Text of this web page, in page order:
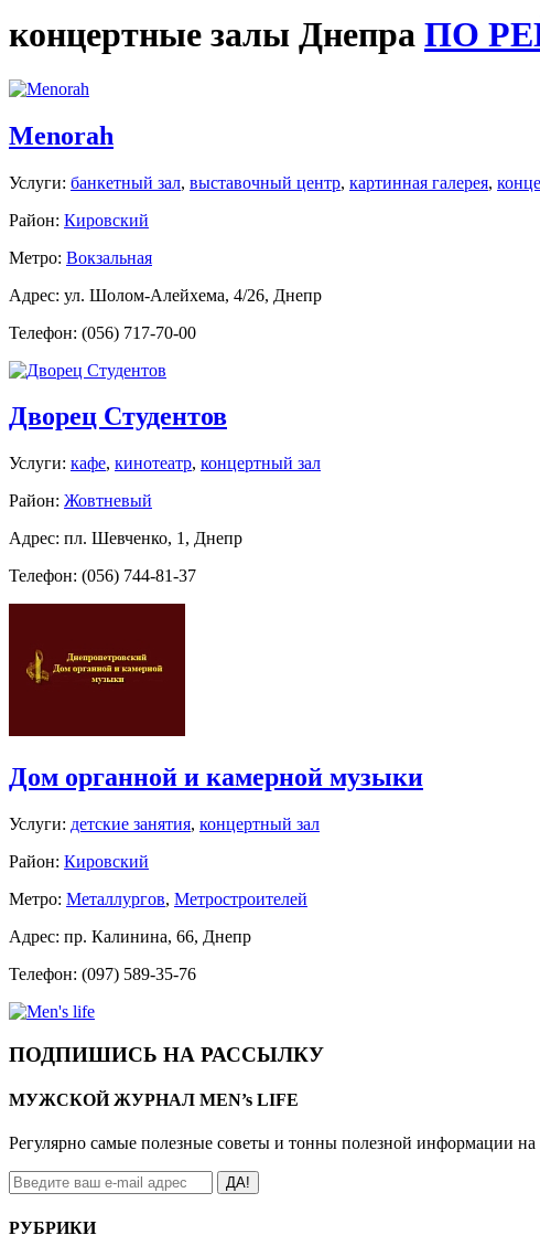
концертные залы Днепра ПО
Menorah
Услуги: банкетный зал, выставочный центр, картинная галерея,
Район: Кировский
Метро: Вокзальная
Адрес: ул. Шолом-Алейхема, 4/26, Днепр
Телефон: (056) 717-70-00
Дворец Студентов
Услуги: кафе, кинотеатр, концертный зал
Район: Жовтневый
Адрес: пл. Шевченко, 1, Днепр
Телефон: (056) 744-81-37
Дом органной и камерной музыки
Услуги: детские занятия, концертный зал
Район: Кировский
Метро: Металлургов, Метростроителей
Адрес: пр. Калинина, 66, Днепр
Телефон: (097) 589-35-76
ПОДПИШИСЬ НА РАССЫЛКУ
МУЖСКОЙ ЖУРНАЛ MEN’s LIFE
Регулярно самые полезные советы и тонны полезной информации
ДА!
РУБРИКИ